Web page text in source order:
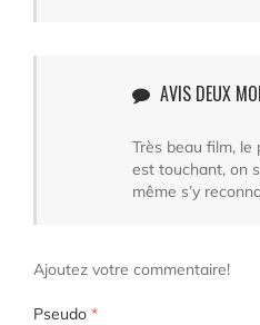
AVIS DEUX
Très beau film, le
est touchant, on
même s’y
Ajoutez votre commentaire!
Pseudo *